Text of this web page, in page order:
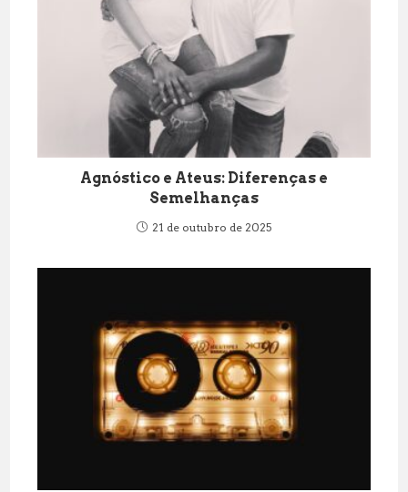
Agnóstico e Ateus: Diferenças e
Semelhanças
21 de outubro de 2025